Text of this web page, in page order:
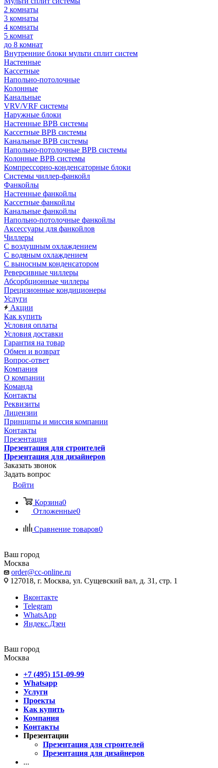
2 комнаты
3 комнаты
4 комнаты
5 комнат
до 8 комнат
Внутренние блоки мульти сплит систем
Настенные
Кассетные
Напольно-потолочные
Колонные
Канальные
VRV/VRF системы
Наружные блоки
Настенные ВРВ системы
Кассетные ВРВ системы
Канальные ВРВ системы
Напольно-потолочные ВРВ системы
Колонные ВРВ системы
Компрессорно-конденсаторные блоки
Системы чиллер-фанкойл
Фанкойлы
Настенные фанкойлы
Кассетные фанкойлы
Канальные фанкойлы
Напольно-потолочные фанкойлы
Аксессуары для фанкойлов
Чиллеры
С воздушным охлаждением
С водяным охлаждением
С выносным конденсатором
Реверсивные чиллеры
Абсорбционные чиллеры
Прецизионные кондиционеры
Услуги
Акции
Как купить
Условия оплаты
Условия доставки
Гарантия на товар
Обмен и возврат
Вопрос-ответ
Компания
О компании
Команда
Контакты
Реквизиты
Лицензии
Принципы и миссия компании
Контакты
Презентация
Презентация для строителей
Презентация для дизайнеров
Заказать звонок
Задать вопрос
Войти
Корзина0
Отложенные0
Сравнение товаров0
Ваш город
Москва
order@cc-online.ru
127018, г. Москва, ул. Сущевский вал, д. 31, стр. 1
Вконтакте
Telegram
WhatsApp
Яндекс.Дзен
Ваш город
Москва
+7 (495) 151-09-99
Whatsapp
Услуги
Проекты
Как купить
Компания
Контакты
Презентации
Презентация для строителей
Презентация для дизайнеров
...